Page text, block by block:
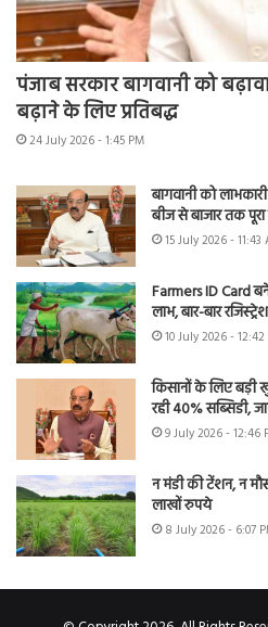
पंजाब सरकार बागवानी को
बढ़ाने के लिए प्रतिबद्ध
24 July 2026 - 1:45 PM
बागवानी को
बीज से बाजार तक
15 July 2026 - 11:43
Farmers ID Card
लाभ, बार-बार
10 July 2026 -
किसानों के लिए
रही 40% सब्सिडी,
9 July 2026 - 12:46
न मंडी की टेंशन, न
लाखों रुपये
8 July 2026 - 6:07